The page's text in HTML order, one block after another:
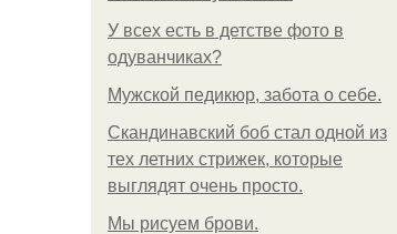
У всех есть в детстве фото в
одуванчиках?
Мужской педикюр, забота о себе.
Скандинавский боб стал одной из
тех летних стрижек, которые
выглядят очень просто.
Мы рисуем брови.